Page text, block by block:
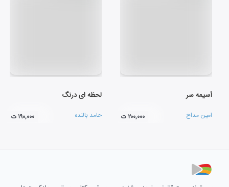
آسیمه سر
امین مداح ۲۰۰,۰۰۰ ت
لحظه ای درنگ
حامد بالنده ۱۹۰,۰۰۰ ت